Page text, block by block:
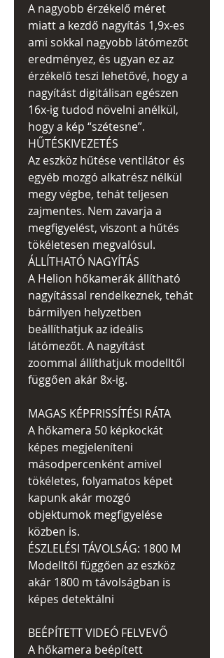
A nagyobb érzékelő méret
miatt a kezdő nagyítás 1,9x-es
ami sokkal nagyobb látómezőt
eredményez, és ugyan ez az
érzékelő teszi lehetővé, hogy a
nagyítást digitálisan egészen
16x-ig tudod növelni anélkül,
hogy a kép “szétesne”.
HŰTÉSKIVEZETÉS
Az eszköz hűtése ventilátor és
egyéb mozgó alkatrész nélkül
megy végbe, tehát teljesen
zajmentes. Nem zavarja a
megfigyelést, viszont a hűtés
tökéletesen megvalósul.
ÁLLÍTHATÓ NAGYÍTÁS
A Helion hőkamerák állítható
nagyítással rendelkeznek, tehát
bármilyen helyzetben
beállíthatjuk az ideális
látómezőt. A nagyítást
zoommal állíthatjuk modelltől
függően akár 8x-ig.
MAGAS KÉPFRISSÍTÉSI RÁTA
A hőkamera 50 képkockát
képes megjeleníteni
másodpercenként amivel
tökéletes, folyamatos képet
kapunk akár mozgó
objektumok megfigyelése
közben is.
ÉSZLELÉSI TÁVOLSÁG: 1800 M
Modelltől függően az eszköz
akár 1800 m távolságban is
képes detektálni
BEÉPÍTETT VIDEÓ FELVEVŐ
A hőkamera beépített